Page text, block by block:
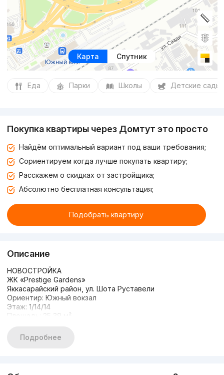
Карта Спутник
Еда Парки Школы Детские сады
Покупка квартиры через Домтут это просто
Найдём оптимальный вариант под ваши требования;
Сориентируем когда лучше покупать квартиру;
Расскажем о скидках от застройщика;
Абсолютно бесплатная консультация;
Подобрать квартиру
Описание
НОВОСТРОЙКА
ЖК «Prestige Gardens»
Яккасарайский район, ул. Шота Руставели
Ориентир: Южный вокзал
Этаж: 1/14/14
Площадь: 25,39 м²
С мебелью, есть балкон
Цена: 55.000 у.е
Подробнее